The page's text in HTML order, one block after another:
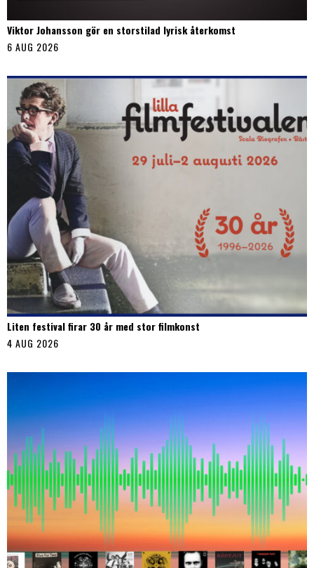
Viktor Johansson gör en storstilad lyrisk återkomst
6 AUG 2026
Liten festival firar 30 år med stor filmkonst
4 AUG 2026